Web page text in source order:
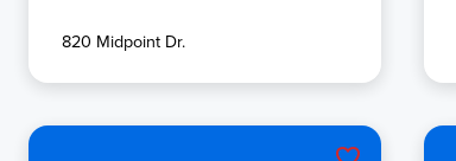
820 Midpoint Dr.